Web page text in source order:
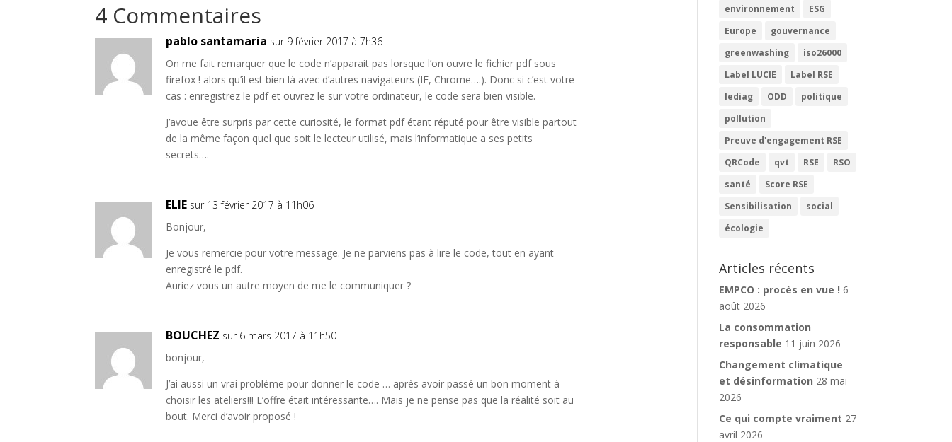
4 Commentaires
pablo santamaria sur 9 février 2017 à 7h36
On me fait remarquer que le code n’apparait pas lorsque l’on ouvre le fichier pdf sous
firefox ! alors qu’il est bien là avec d’autres navigateurs (IE, Chrome….). Donc si c’est votre
cas : enregistrez le pdf et ouvrez le sur votre ordinateur, le code sera bien visible.
J’avoue être surpris par cette curiosité, le format pdf étant réputé pour être visible partout
de la même façon quel que soit le lecteur utilisé, mais l’informatique a ses petits
secrets….
ELIE sur 13 février 2017 à 11h06
Bonjour,
Je vous remercie pour votre message. Je ne parviens pas à lire le code, tout en ayant
enregistré le pdf.
Auriez vous un autre moyen de me le communiquer ?
BOUCHEZ sur 6 mars 2017 à 11h50
bonjour,
J’ai aussi un vrai problème pour donner le code … après avoir passé un bon moment à
choisir les ateliers!!! L’offre était intéressante…. Mais je ne pense pas que la réalité soit au
bout. Merci d’avoir proposé !
environnement
ESG
Europe
gouvernance
greenwashing
iso26000
Label LUCIE
Label RSE
lediag
ODD
politique
pollution
Preuve d'engagement RSE
QRCode
qvt RSE
RSO
santé
Score RSE
Sensibilisation
social
écologie
Articles récents
EMPCO : procès en vue ! 6
août 2026
La consommation
responsable 11 juin 2026
Changement climatique
et désinformation 28 mai
2026
Ce qui compte vraiment 27
avril 2026